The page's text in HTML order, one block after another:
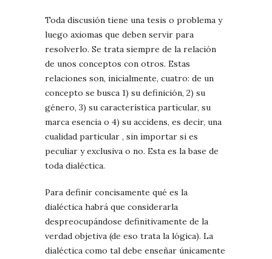
Toda discusión tiene una tesis o problema y
luego axiomas que deben servir para
resolverlo. Se trata siempre de la relación
de unos conceptos con otros. Estas
relaciones son, inicialmente, cuatro: de un
concepto se busca 1) su definición, 2) su
género, 3) su característica particular, su
marca esencia o 4) su accidens, es decir, una
cualidad particular , sin importar si es
peculiar y exclusiva o no. Esta es la base de
toda dialéctica.
Para definir concisamente qué es la
dialéctica habrá que considerarla
despreocupándose definitivamente de la
verdad objetiva (de eso trata la lógica). La
dialéctica como tal debe enseñar únicamente